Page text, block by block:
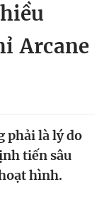
Arcane
phải là lý do
tiến sâu
hình.